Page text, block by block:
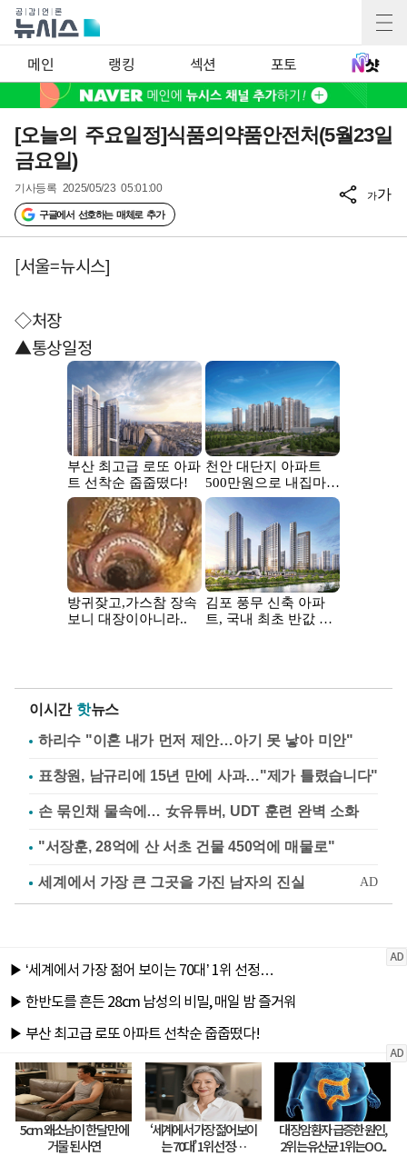
메인 랭킹 섹션 포토
[오늘의 주요일정]식품의약품안전처(5월23일
금요일)
기사등록 2025/05/23 05:01:00
구글에서 선호하는 매체로 추가
가가
[서울=뉴시스]
◇처장
▲통상일정
이시간 핫뉴스
하리수 "이혼 내가 먼저 제안…아기 못 낳아 미안"
표창원, 남규리에 15년 만에 사과…"제가 틀렸습니다"
손 묶인채 물속에… 女유튜버, UDT 훈련 완벽 소화
"서장훈, 28억에 산 서초 건물 450억에 매물로"